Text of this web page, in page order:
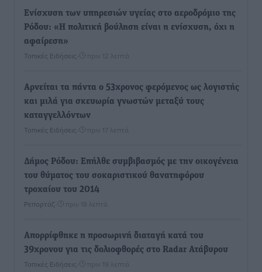
Ενίσχυση των υπηρεσιών υγείας στο αεροδρόμιο της
Ρόδου: «Η πολιτική βούληση είναι η ενίσχυση, όχι η
αφαίρεση»
Τοπικές Ειδήσεις πριν 12 λεπτά
Αρνείται τα πάντα ο 53χρονος φερόμενος ως λογιστής
και μιλά για σκευωρία γνωστών μεταξύ τους
καταγγελλόντων
Τοπικές Ειδήσεις πριν 17 λεπτά
Δήμος Ρόδου: Επήλθε συμβιβασμός με την οικογένεια
του θύματος του σοκαριστικού θανατηφόρου
τροχαίου του 2014
Ρεπορτάζ πριν 18 λεπτά
Απορρίφθηκε η προσωρινή διαταγή κατά του
39χρονου για τις δολιοφθορές στο Radar Ατάβυρου
Τοπικές Ειδήσεις πριν 19 λεπτά